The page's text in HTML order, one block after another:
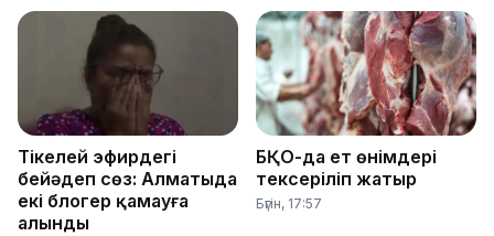
Тікелей эфирдегі
бейәдеп сөз: Алматыда
екі блогер қамауға
алынды
БҚО-да ет өнімдері
тексеріліп жатыр
Бүгін, 17:57